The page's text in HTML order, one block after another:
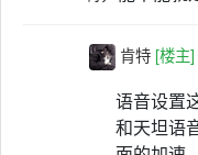
肯特 [楼主]
语音设置
和天坦语